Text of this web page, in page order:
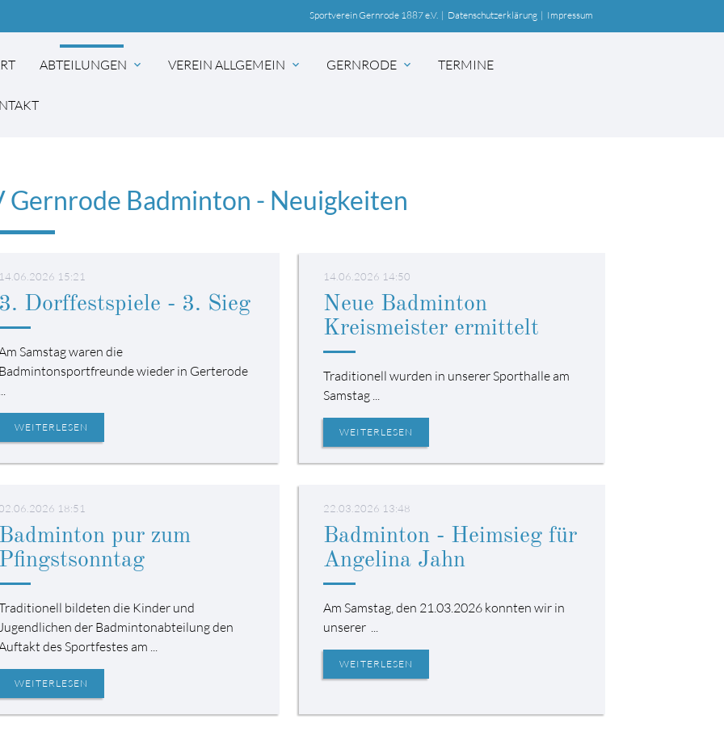
Sportverein Gernrode 1887 e.V. | Datenschutzerklärung | Impressum
ABTEILUNGEN expand_more VEREIN ALLGEMEIN expand_more GERNRODE expand_more TERMINE
Gernrode Badminton - Neuigkeiten
15:21
Dorffestspiele - 3. Sieg
Samstag waren die
wieder in Gerterode
WEITERLESEN
14.06.2026 14:50
Neue Badminton
Kreismeister ermittelt
Traditionell wurden in unserer Sporthalle am
Samstag ...
WEITERLESEN
18:51
pur zum
bildeten die Kinder und
der Badmintonabteilung den
des Sportfestes am ...
WEITERLESEN
22.03.2026 13:48
Badminton - Heimsieg für
Angelina Jahn
Am Samstag, den 21.03.2026 konnten wir in
unserer ...
WEITERLESEN